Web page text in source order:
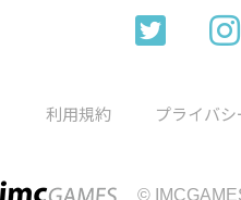
利用規約 プライバ
©